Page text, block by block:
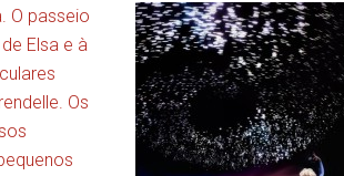
O passeio
Elsa e à
Os